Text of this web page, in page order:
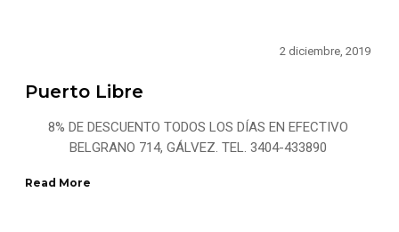
2 diciembre, 2019
Puerto Libre
8% DE DESCUENTO TODOS LOS DÍAS EN EFECTIVO
BELGRANO 714, GÁLVEZ. TEL. 3404-433890
Read More